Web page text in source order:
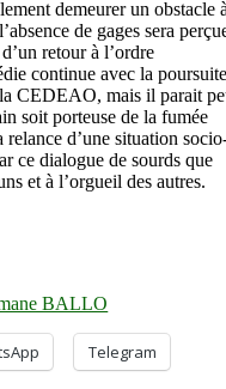
demeurer un obstacle
de gages sera
retour à l’ordre
continue avec la
CEDEAO, mais il parait
soit porteuse de la fumée
d’une situation
ce dialogue de sourds que
et à l’orgueil des autres.
BALLO
Telegram